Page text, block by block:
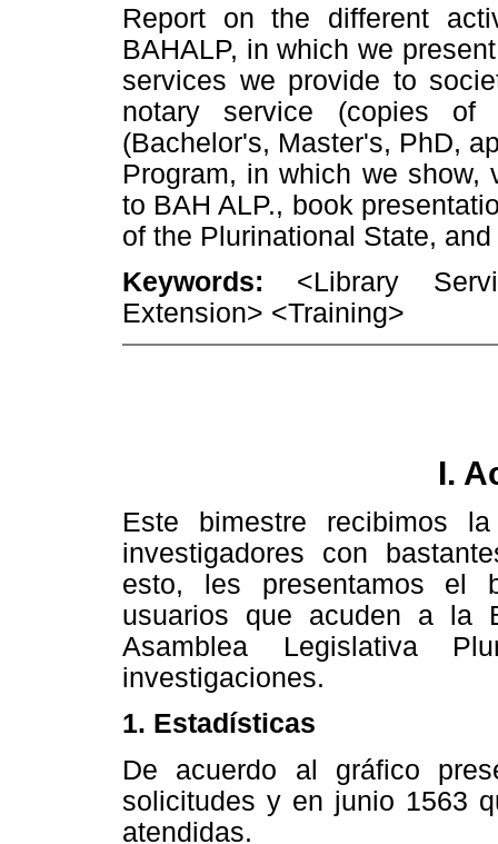
Report on the different
BAHALP, in which we
services we provide to
notary service (copies of
(Bachelor's, Master's, PhD,
Program, in which we show,
to BAH ALP., book
of the Plurinational State,
Keywords: <Library
Extension> <Training>
I.
Este bimestre recibimos
investigadores con
esto, les presentamos el
usuarios que acuden a la
Asamblea Legislativa
investigaciones.
1. Estadísticas
De acuerdo al gráfico
solicitudes y en junio 1563
atendidas.